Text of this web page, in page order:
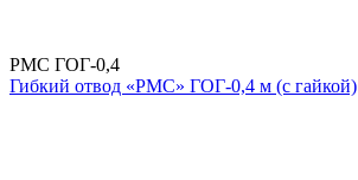
РМС ГОГ-0,4
Гибкий отвод «РМС» ГОГ-0,4 м (с гайкой)